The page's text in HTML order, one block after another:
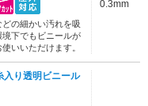
の細かい汚れを吸
下でもビニールが
いいただけます。
0.3mm
入り透明ビニール